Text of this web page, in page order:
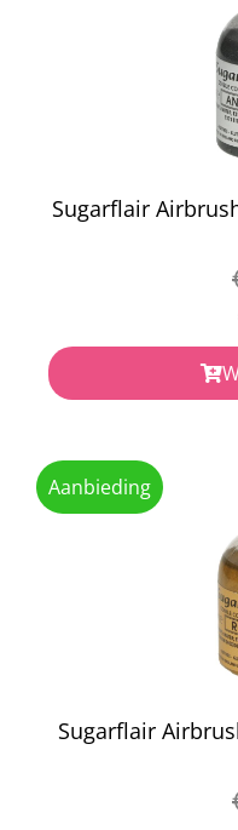
Sugarflair
Aanbieding
Sugarflair